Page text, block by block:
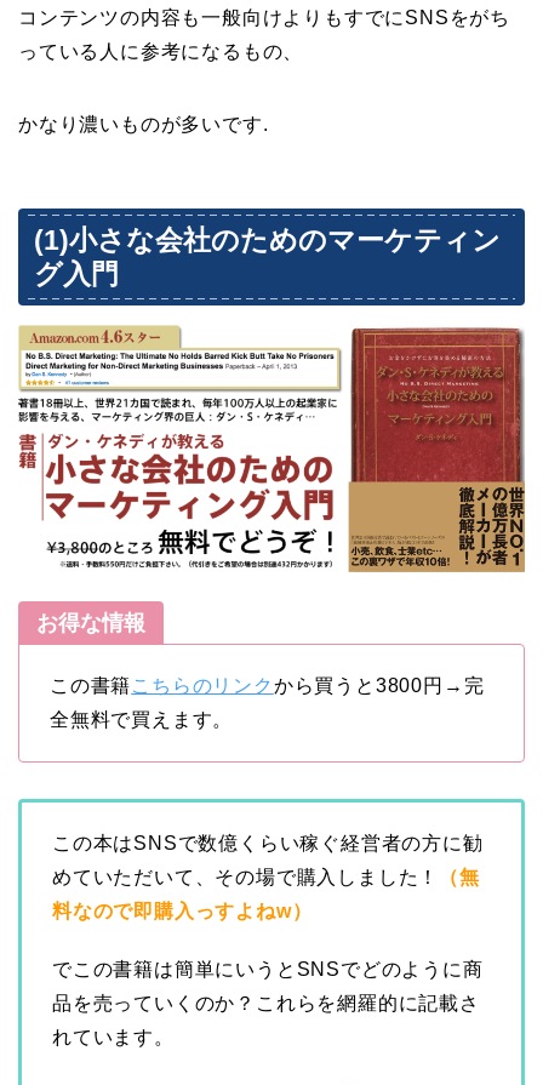
コンテンツの内容も一般向けよりもすでにSNSをがち
っている人に参考になるもの、
かなり濃いものが多いです.
(1)小さな会社のためのマーケティン
グ入門
お得な情報
この書籍こちらのリンク から買うと3800円→完
全無料で買えます。
この本はSNSで数億くらい稼ぐ経営者の方に勧
めていただいて、その場で購入しました！
（無
料なので即購入っすよねw）
でこの書籍は簡単にいうとSNSでどのように商
品を売っていくのか？これらを網羅的に記載さ
れています。